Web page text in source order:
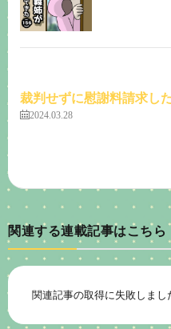
裁判せずに慰謝料請求し
2024.03.28
関連する連載記事はこちら
関連記事の取得に失敗しまし